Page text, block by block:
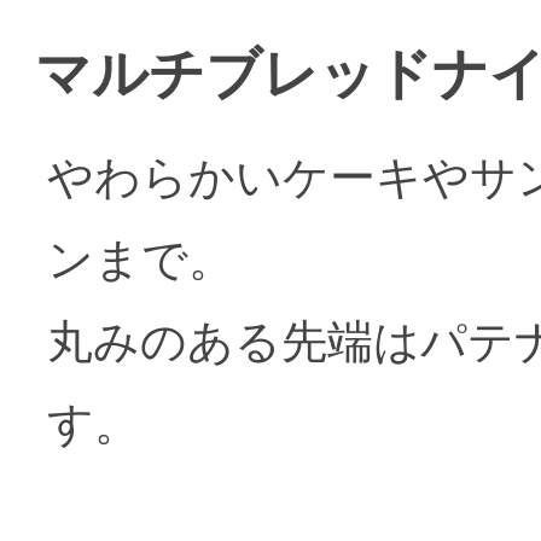
マルチブレッドナ
やわらかいケーキやサ
ンまで。
丸みのある先端はパテ
す。